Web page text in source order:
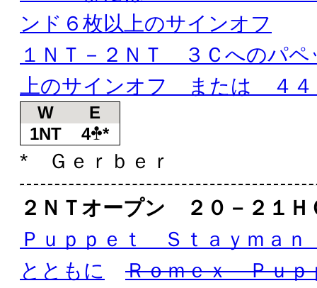
ンド６枚以上のサインオフ
１ＮＴ－２ＮＴ ３Ｃへのパ
上のサインオフ または ４４
W
E
1NT
4 *
* Ｇｅｒｂｅｒ
２ＮＴオープン ２０－２１Ｈ
Ｐｕｐｐｅｔ Ｓｔａｙｍａ
とともに
Ｒｏｍｅｘ Ｐｕ